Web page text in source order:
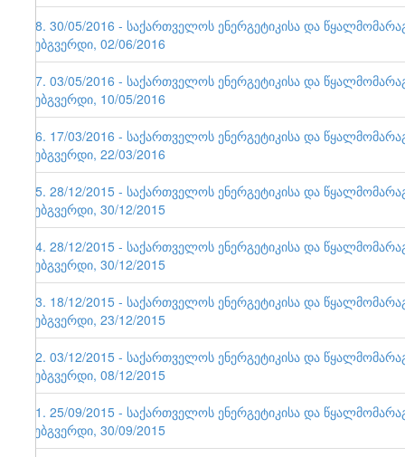
78. 30/05/2016 - საქართველოს ენერგეტიკისა და
ვებგვერდი, 02/06/2016
77. 03/05/2016 - საქართველოს ენერგეტიკისა და
ვებგვერდი, 10/05/2016
76. 17/03/2016 - საქართველოს ენერგეტიკისა და
ვებგვერდი, 22/03/2016
75. 28/12/2015 - საქართველოს ენერგეტიკისა და
ვებგვერდი, 30/12/2015
74. 28/12/2015 - საქართველოს ენერგეტიკისა და
ვებგვერდი, 30/12/2015
73. 18/12/2015 - საქართველოს ენერგეტიკისა და
ვებგვერდი, 23/12/2015
72. 03/12/2015 - საქართველოს ენერგეტიკისა და
ვებგვერდი, 08/12/2015
71. 25/09/2015 - საქართველოს ენერგეტიკისა და
ვებგვერდი, 30/09/2015